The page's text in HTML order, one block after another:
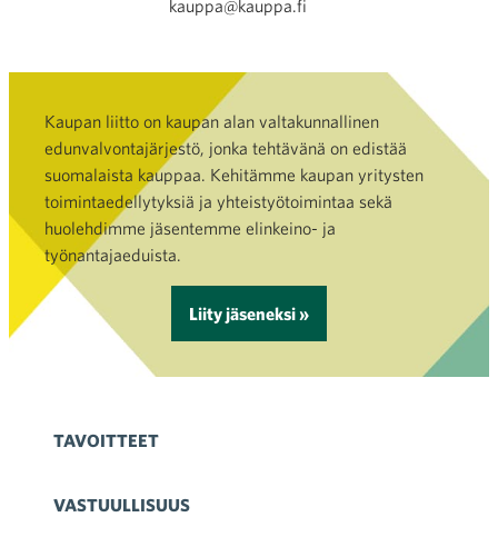
kauppa@kauppa.fi
Kaupan liitto on kaupan alan valtakunnallinen
edunvalvontajärjestö, jonka tehtävänä on edistää
suomalaista kauppaa. Kehitämme kaupan yritysten
toimintaedellytyksiä ja yhteistyötoimintaa sekä
huolehdimme jäsentemme elinkeino- ja
työnantajaeduista.
Liity jäseneksi »
TAVOITTEET
VASTUULLISUUS